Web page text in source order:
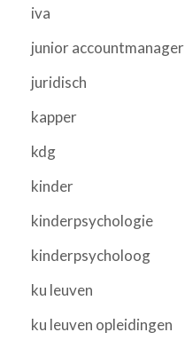
iva
junior accountmanager
juridisch
kapper
kdg
kinder
kinderpsychologie
kinderpsycholoog
ku leuven
ku leuven opleidingen